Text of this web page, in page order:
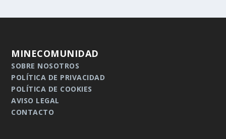
MINECOMUNIDAD
SOBRE NOSOTROS
POLÍTICA DE PRIVACIDAD
POLÍTICA DE COOKIES
AVISO LEGAL
CONTACTO